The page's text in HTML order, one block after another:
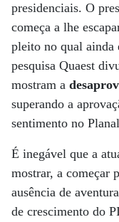
presidenciais. O
começa a lhe
pleito no qual ainda
pesquisa Quaest
mostram a
superando a
sentimento no
É inegável que a
mostrar, a começar
ausência de
de crescimento do